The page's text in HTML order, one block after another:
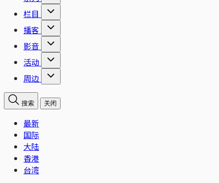
栏目
播客
影音
活动
周边
搜索 关闭
最新
国际
大陆
香港
台湾